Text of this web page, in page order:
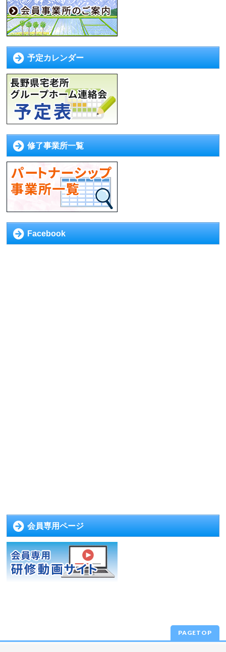
予定カレンダー
修了事業所一覧
Facebook
会員専用ページ
PAGETOP